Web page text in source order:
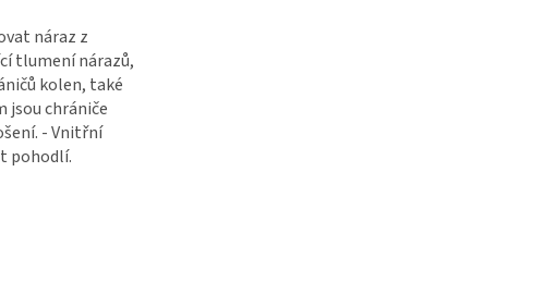
náraz z
tlumení nárazů,
kolen, také
jsou chrániče
- Vnitřní
pohodlí.